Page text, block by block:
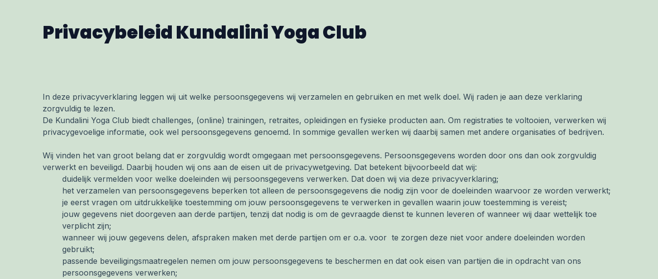
Privacybeleid Kundalini Yoga Club
In deze privacyverklaring leggen wij uit welke persoonsgegevens wij verzamelen en gebruiken en met welk doel. Wij raden je aan deze verklaring
zorgvuldig te lezen.
De Kundalini Yoga Club biedt challenges, (online) trainingen, retraites, opleidingen en fysieke producten aan. Om registraties te voltooien, verwerken wij
privacygevoelige informatie, ook wel persoonsgegevens genoemd. In sommige gevallen werken wij daarbij samen met andere organisaties of bedrijven.
Wij vinden het van groot belang dat er zorgvuldig wordt omgegaan met persoonsgegevens. Persoonsgegevens worden door ons dan ook zorgvuldig
verwerkt en beveiligd. Daarbij houden wij ons aan de eisen uit de privacywetgeving. Dat betekent bijvoorbeeld dat wij:
duidelijk vermelden voor welke doeleinden wij persoonsgegevens verwerken. Dat doen wij via deze privacyverklaring;
het verzamelen van persoonsgegevens beperken tot alleen de persoonsgegevens die nodig zijn voor de doeleinden waarvoor ze worden verwerkt;
je eerst vragen om uitdrukkelijke toestemming om jouw persoonsgegevens te verwerken in gevallen waarin jouw toestemming is vereist;
jouw gegevens niet doorgeven aan derde partijen, tenzij dat nodig is om de gevraagde dienst te kunnen leveren of wanneer wij daar wettelijk toe
verplicht zijn;
wanneer wij jouw gegevens delen, afspraken maken met derde partijen om er o.a. voor te zorgen deze niet voor andere doeleinden worden
gebruikt;
passende beveiligingsmaatregelen nemen om jouw persoonsgegevens te beschermen en dat ook eisen van partijen die in opdracht van ons
persoonsgegevens verwerken;